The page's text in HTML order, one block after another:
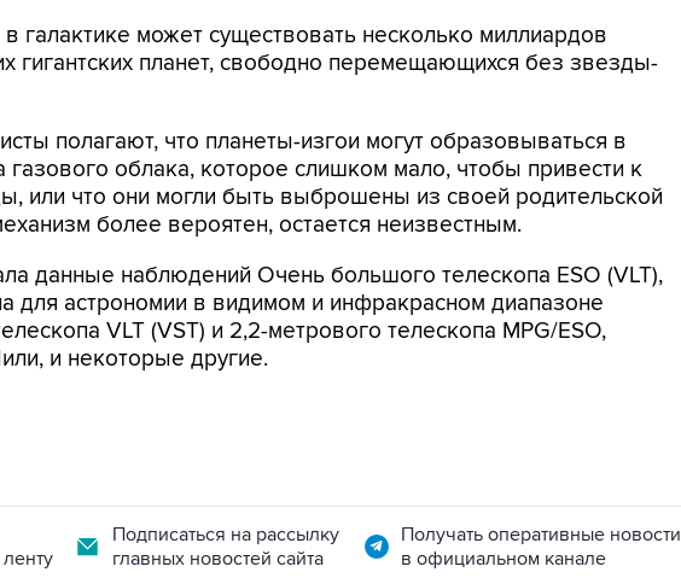
галактике может существовать несколько миллиардов
гигантских планет, свободно перемещающихся без звезды-
полагают, что планеты-изгои могут образовываться в
газового облака, которое слишком мало, чтобы привести к
или что они могли быть выброшены из своей родительской
более вероятен, остается неизвестным.
данные наблюдений Очень большого телескопа ESO (VLT),
для астрономии в видимом и инфракрасном диапазоне
VLT (VST) и 2,2-метрового телескопа MPG/ESO,
и некоторые другие.
Подписаться на рассылку
главных новостей сайта
Получать оперативные новости
в официальном канале